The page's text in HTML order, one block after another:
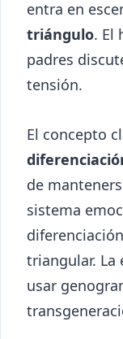
entra en
triángulo. El
padres
tensión.
El concepto
de
sistema
triangular. La
usar